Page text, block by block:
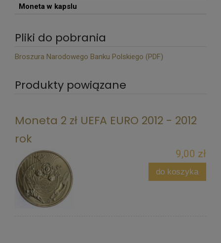
Moneta w kapslu
Pliki do pobrania
Broszura Narodowego Banku Polskiego (PDF)
Produkty powiązane
Moneta 2 zł UEFA EURO 2012 - 2012
rok
9,00 zł
do koszyka